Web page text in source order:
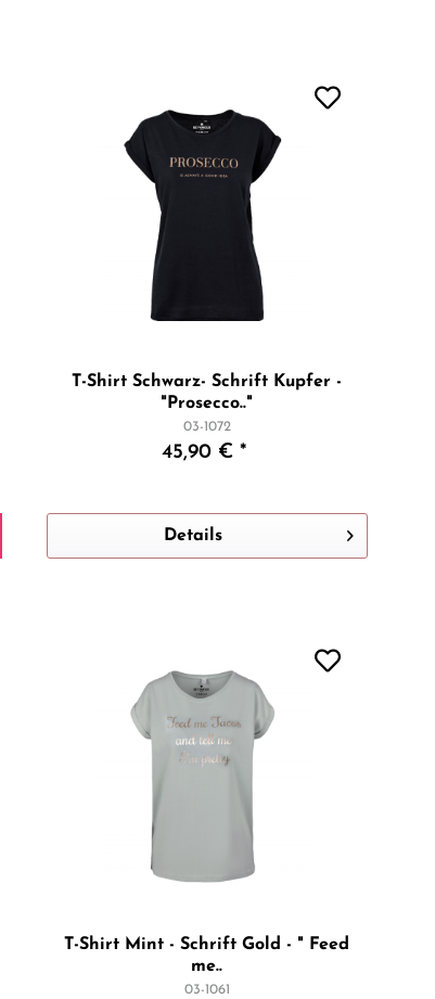
T-Shirt Schwarz- Schrift Kupfer -
"Prosecco.."
03-1072
45,90 € *
Details
T-Shirt Mint - Schrift Gold - " Feed
me..
03-1061